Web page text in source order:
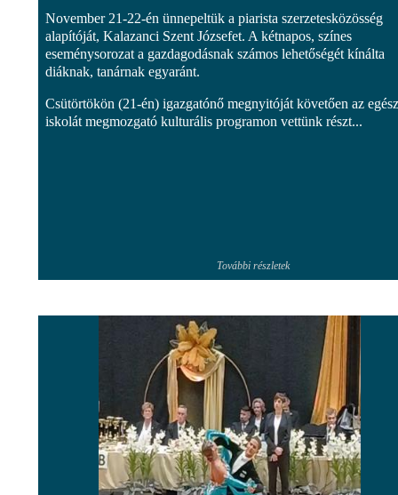
November 21-22-én ünnepeltük a piarista szerzetesközösség
alapítóját, Kalazanci Szent Józsefet. A kétnapos, színes
eseménysorozat a gazdagodásnak számos lehetőségét kínálta
diáknak, tanárnak egyaránt.
Csütörtökön (21-én) igazgatónő megnyitóját követően az egész
iskolát megmozgató kulturális programon vettünk részt...
További részletek